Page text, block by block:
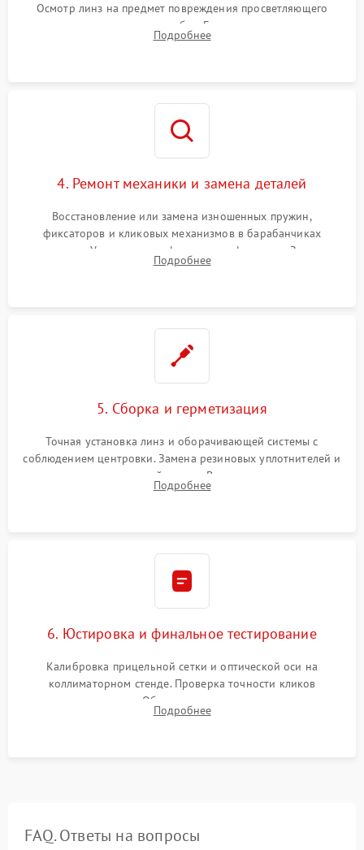
Осмотр линз на предмет повреждения просветляющего
покрытия или появления грибка. Бережная очистка стекол
спецрастворами. Проверка целостности гравированной
Подробнее
4. Ремонт механики и замена деталей
Восстановление или замена изношенных пружин,
фиксаторов и кликовых механизмов в барабанчиках
поправок. Устранение люфтов в трансфокаторе. Замена
поврежденных линз, разбитой сетки или восстановление
Подробнее
5. Сборка и герметизация
Точная установка линз и оборачивающей системы с
соблюдением центровки. Замена резиновых уплотнителей и
нанесение влагозащитной смазки. Вакуумирование корпуса
и заполнение его осушенным азотом или аргоном для
Подробнее
6. Юстировка и финальное тестирование
Калибровка прицельной сетки и оптической оси на
коллиматорном стенде. Проверка точности кликов
механизма поправок. Обязательное испытание прицела на
ударном стенде для проверки устойчивости к отдаче и
Подробнее
FAQ. Ответы на вопросы